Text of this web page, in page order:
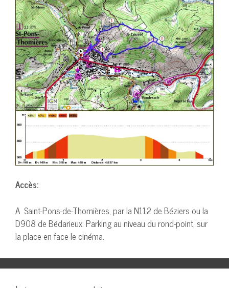
Accès:
A Saint-Pons-de-Thomières, par la N112 de Béziers ou la
D908 de Bédarieux. Parking au niveau du rond-point, sur
la place en face le cinéma.